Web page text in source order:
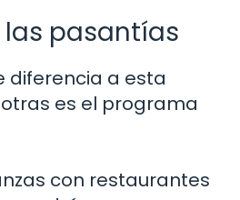
pasantías
diferencia a esta
es el programa
con restaurantes